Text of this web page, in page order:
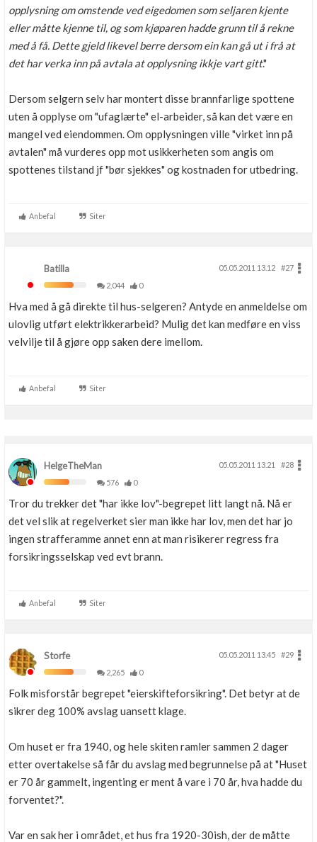
opplysning om omstende ved eigedomen som seljaren kjente
eller måtte kjenne til, og som kjøparen hadde grunn til å rekne
med å få. Dette gjeld likevel berre dersom ein kan gå ut i frå at
det har verka inn på avtala at opplysning ikkje vart gitt."
Dersom selgern selv har montert disse brannfarlige spottene
uten å opplyse om "ufaglærte" el-arbeider, så kan det være en
mangel ved eiendommen. Om opplysningen ville "virket inn på
avtalen" må vurderes opp mot usikkerheten som angis om
spottenes tilstand jf "bør sjekkes" og kostnaden for utbedring.
Anbefal Siter
Batilla 05.05.2011 13.12
#27
2,044
0
Hva med å gå direkte til hus-selgeren? Antyde en anmeldelse om
ulovlig utført elektrikkerarbeid? Mulig det kan medføre en viss
velvilje til å gjøre opp saken dere imellom.
Anbefal Siter
HelgeTheMan 05.05.2011 13.21
#28
576
0
Tror du trekker det "har ikke lov"-begrepet litt langt nå. Nå er
det vel slik at regelverket sier man ikke har lov, men det har jo
ingen strafferamme annet enn at man risikerer regress fra
forsikringsselskap ved evt brann.
Anbefal Siter
Storfe 05.05.2011 13.45
#29
2,265
0
Folk misforstår begrepet "eierskifteforsikring". Det betyr at de
sikrer deg 100% avslag uansett klage.
Om huset er fra 1940, og hele skiten ramler sammen 2 dager
etter overtakelse så får du avslag med begrunnelse på at "Huset
er 70 år gammelt, ingenting er ment å vare i 70 år, hva hadde du
forventet?".
Var en sak her i området, et hus fra 1920-30ish, der de måtte